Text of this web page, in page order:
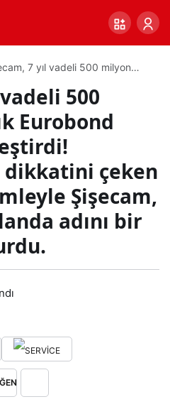
7 yıl vadeli 500 milyon
Yatırımcıların dikkatini
bu başarılı hamleyle Şişecam,
alanda adını bir kez
duyurdu.
500
Eurobond
dikkatini çeken
Şişecam,
adını bir
0 PAYLAŞ